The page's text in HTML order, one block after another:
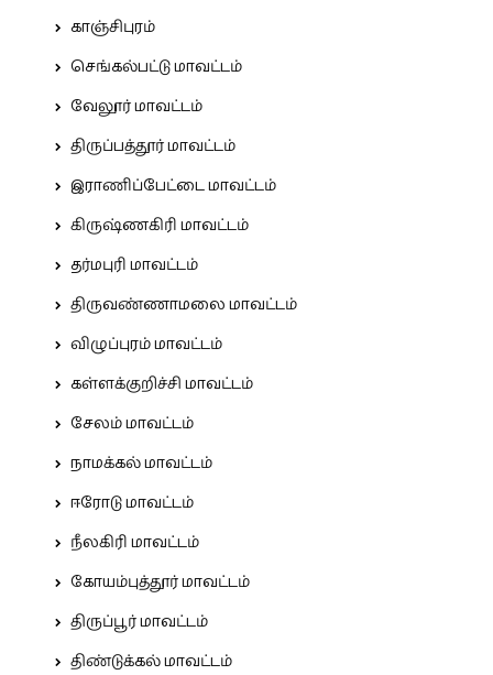
காஞ்சிபுரம்
செங்கல்பட்டு மாவட்டம்
வேலூர் மாவட்டம்
திருப்பத்தூர் மாவட்டம்
இராணிப்பேட்டை மாவட்டம்
கிருஷ்ணகிரி மாவட்டம்
தர்மபுரி மாவட்டம்
திருவண்ணாமலை மாவட்டம்
விழுப்புரம் மாவட்டம்
கள்ளக்குறிச்சி மாவட்டம்
சேலம் மாவட்டம்
நாமக்கல் மாவட்டம்
ஈரோடு மாவட்டம்
நீலகிரி மாவட்டம்
கோயம்புத்தூர் மாவட்டம்
திருப்பூர் மாவட்டம்
திண்டுக்கல் மாவட்டம்